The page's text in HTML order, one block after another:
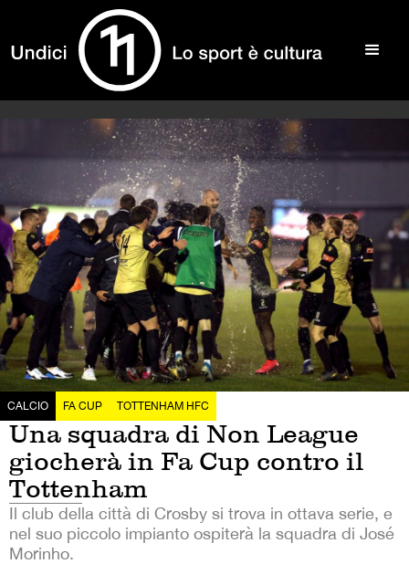
CALCIO FA CUP TOTTENHAM HFC
Una squadra di Non League
giocherà in Fa Cup contro il
Tottenham
Il club della città di Crosby si trova in ottava serie, e
nel suo piccolo impianto ospiterà la squadra di José
Morinho.